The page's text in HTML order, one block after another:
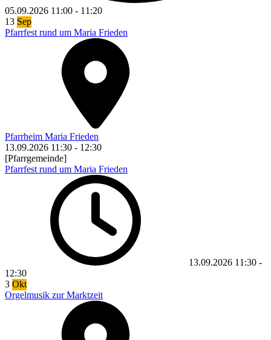
05.09.2026 11:00 - 11:20
13 Sep
Pfarrfest rund um Maria Frieden
Pfarrheim Maria Frieden
13.09.2026 11:30 - 12:30
[Pfarrgemeinde]
Pfarrfest rund um Maria Frieden
13.09.2026 11:30 -
12:30
3 Okt
Orgelmusik zur Marktzeit